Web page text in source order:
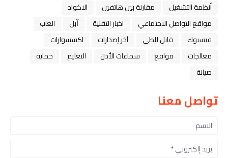
أنظمة التشغيل
مقارنة بين هاتفين
الاكواد
مواقع التواصل الاجتماعي
اخبار التقنية ﺁﺑﻞ
العاب
فيسبوك
قابل للطي آخر إصدارات
اكسسوارات
معالجات
مواقع سماعات الأذن التعليم
حماية
صيانة
تواصل معنا